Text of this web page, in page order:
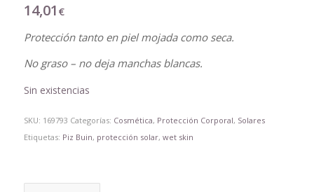
14,01 €
Protección tanto en piel mojada como seca.
No graso – no deja manchas blancas.
Sin existencias
SKU: 169793 Categorías: Cosmética, Protección Corporal, Solares
Etiquetas: Piz Buin, protección solar, wet skin